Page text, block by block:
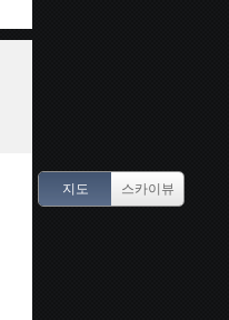
지도 스카이뷰